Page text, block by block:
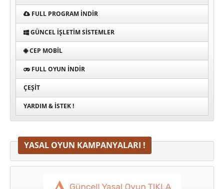
FULL PROGRAM INDIR
GÜNCEL İŞLETIM SISTEMLER
CEP MOBIL
FULL OYUN İNDIR
ÇEŞIT
YARDIM & İSTEK !
YASAL OYUN KAMPANYALARI !